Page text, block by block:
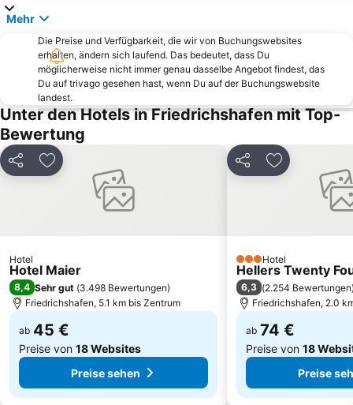
Weihnachtsmarkt am See Konstanz
Zech
Hauptbahnhof Lindau
Klosterkirche Birnau
Stadtgarten
Bodensee-Therme
SeaLife Konstanz
Flughafen Friedrichshafen
Staad
Graf-Zeppelin-Haus
Bregenzer Festspiel- und Kongresshaus
Waldburg
Hafen Bregenz
Bodenseerundfahrt
Säntis-Schwebebahn
Mehr
Die Preise und Verfügbarkeit, die wir von Buchungswebsites
erhalten, ändern sich laufend. Das bedeutet, dass Du
möglicherweise nicht immer genau dasselbe Angebot findest, das
Du auf trivago gesehen hast, wenn Du auf der Buchungswebsite
landest.
Unter den Hotels in Friedrichshafen mit Top-
Bewertung
Teilen Zu Favoriten hinzufügen
Hotel
Hotel Maier
8,4 Sehr gut (3.498 Bewertungen)
Friedrichshafen, 5.1 km bis Zentrum
ab 45 €
Preise von 18 Websites
Preise sehen
Teilen Zu Favoriten
3 Sterne
Hotel
Hellers Twenty
6,3 (2.254 Bewertungen
Friedrichshafen, 2.0
ab 74 €
Preise von 18
Preise